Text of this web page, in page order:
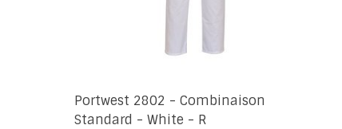
Portwest 2802 - Combinaison
Standard - White - R